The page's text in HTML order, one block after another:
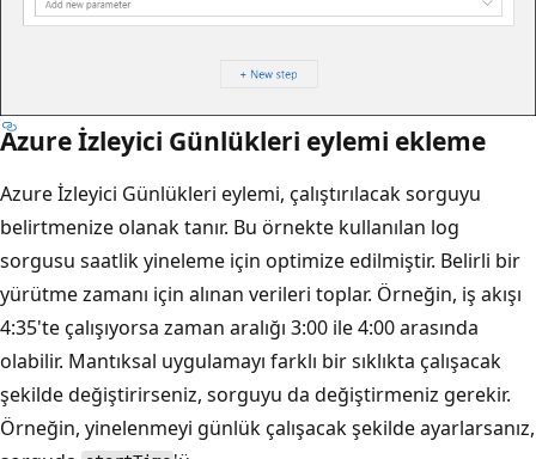
Azure İzleyici Günlükleri eylemi ekleme
Azure İzleyici Günlükleri eylemi, çalıştırılacak sorguyu
belirtmenize olanak tanır. Bu örnekte kullanılan log
sorgusu saatlik yineleme için optimize edilmiştir. Belirli bir
yürütme zamanı için alınan verileri toplar. Örneğin, iş akışı
4:35'te çalışıyorsa zaman aralığı 3:00 ile 4:00 arasında
olabilir. Mantıksal uygulamayı farklı bir sıklıkta çalışacak
şekilde değiştirirseniz, sorguyu da değiştirmeniz gerekir.
Örneğin, yinelenmeyi günlük çalışacak şekilde ayarlarsanız,